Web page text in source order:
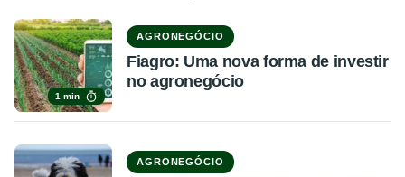
1 min
AGRONEGÓCIO
Fiagro: Uma nova forma de investir
no agronegócio
AGRONEGÓCIO